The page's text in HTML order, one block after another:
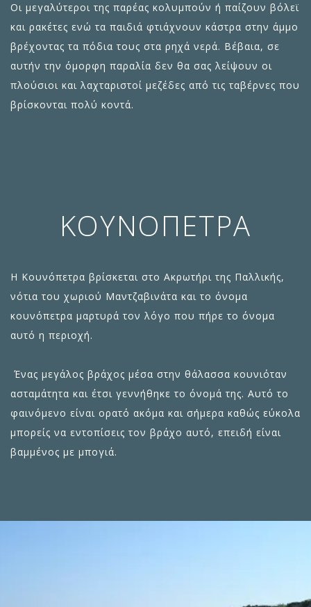
Οι μεγαλύτεροι της παρέας κολυμπούν ή παίζουν βόλεϊ
και ρακέτες ενώ τα παιδιά φτιάχνουν κάστρα στην άμμο
βρέχοντας τα πόδια τους στα ρηχά νερά. Βέβαια, σε
αυτήν την όμορφη παραλία δεν θα σας λείψουν οι
πλούσιοι και λαχταριστοί μεζέδες από τις ταβέρνες που
βρίσκονται πολύ κοντά.
ΚΟΥΝΌΠΕΤΡΑ
Η Κουνόπετρα βρίσκεται στο Ακρωτήρι της Παλλικής,
νότια του χωριού Μαντζαβινάτα και το όνομα
κουνόπετρα μαρτυρά τον λόγο που πήρε το όνομα
αυτό η περιοχή.
Ένας μεγάλος βράχος μέσα στην θάλασσα κουνιόταν
ασταμάτητα και έτσι γεννήθηκε το όνομά της. Αυτό το
φαινόμενο είναι ορατό ακόμα και σήμερα καθώς εύκολα
μπορείς να εντοπίσεις τον βράχο αυτό, επειδή είναι
βαμμένος με μπογιά.